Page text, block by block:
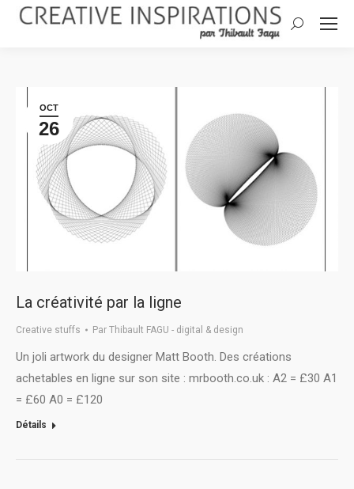
Search:
OCT
26
La créativité par la ligne
Creative stuffs Par Thibault FAGU - digital & design
Un joli artwork du designer Matt Booth. Des créations
achetables en ligne sur son site : mrbooth.co.uk : A2 = £30 A1
= £60 A0 = £120
Détails